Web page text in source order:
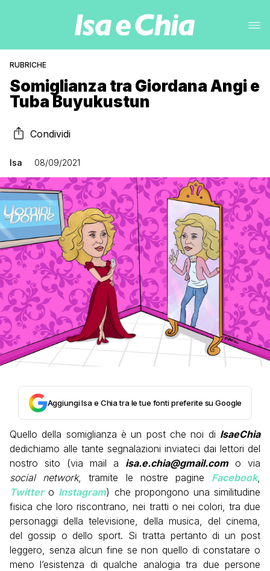
RUBRICHE
Somiglianza tra Giordana Angi e
Tuba Buyukustun
Condividi
Isa 08/09/2021
Aggiungi Isa e Chia tra le tue fonti preferite su Google
Quello della somiglianza è un post che noi di IsaeChia
dedichiamo alle tante segnalazioni inviateci dai lettori del
nostro sito (via mail a isa.e.chia@gmail.como via
social network, tramite le nostre pagine Facebook,
Twittero Instagram) che propongono una similitudine
fisica che loro riscontrano, nei tratti o nei colori, tra due
personaggi della televisione, della musica, del cinema,
del gossip o dello sport. Si tratta pertanto di un post
leggero, senza alcun fine se non quello di constatare o
meno l’esistenza di qualche analogia tra due persone